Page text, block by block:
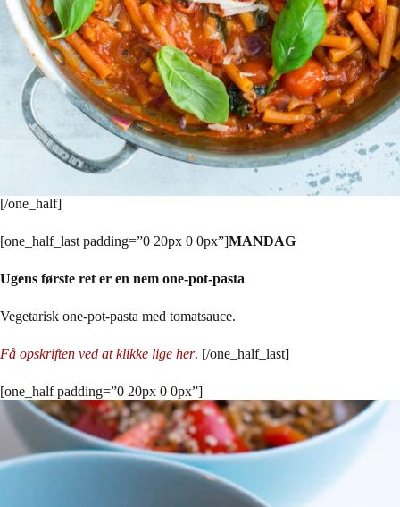
[/one_half]
[one_half_last padding=”0 20px 0 0px”]MANDAG
Ugens første ret er en nem one-pot-pasta
Vegetarisk one-pot-pasta med tomatsauce.
Få opskriften ved at klikke lige her. [/one_half_last]
[one_half padding=”0 20px 0 0px”]